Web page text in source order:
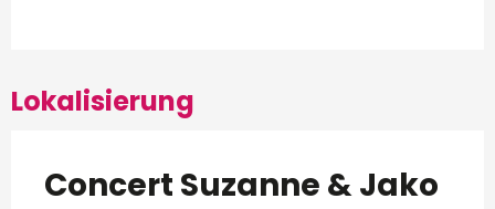
Lokalisierung
Concert Suzanne & Jako